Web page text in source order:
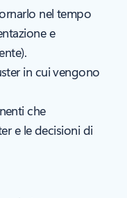
nel tempo
e
in cui vengono
che
e le decisioni di